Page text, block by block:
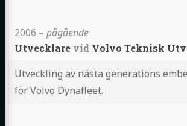
2006 – pågående
Utvecklare vid Volvo Teknisk
Utveckling av nästa generations
för Volvo Dynafleet.